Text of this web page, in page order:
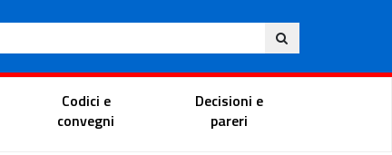
Ita
Portale del magistrato
Codici e
convegni
Decisioni e
pareri